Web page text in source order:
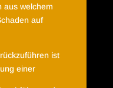
aus welchem
auf
ist
einer